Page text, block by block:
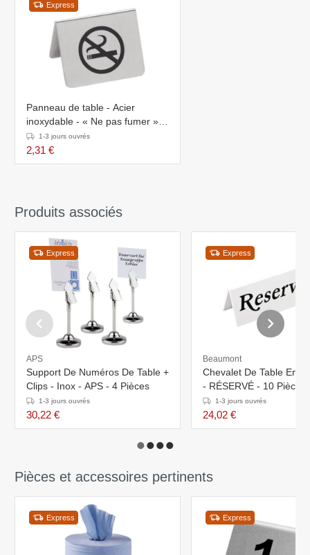
Express
Panneau de table - Acier
inoxydable - « Ne pas fumer » -
5,5x4,5cm
1-3 jours ouvrés
2,31 €
Produits associés
Express
APS
Support De Numéros De Table +
Clips - Inox - APS - 4 Pièces
1-3 jours ouvrés
30,22 €
Express
Beaumont
Chevalet De Table En
- RÉSERVÉ - 10 Pièces
1-3 jours ouvrés
24,02 €
Pièces et accessoires pertinents
Express Express